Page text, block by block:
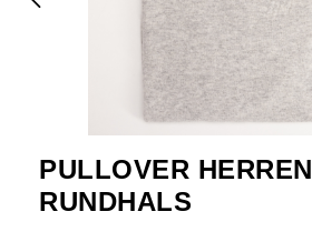
PULLOVER HERREN
RUNDHALS